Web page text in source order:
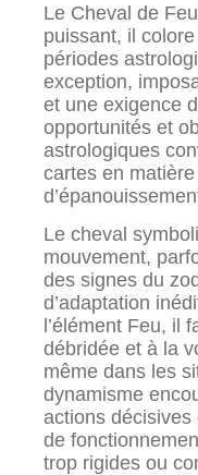
Le Cheval de
puissant, il
périodes
exception,
et une exigence
opportunités et
astrologiques
cartes en matière
Le cheval
mouvement,
des signes du
d’adaptation
l’élément Feu, il
débridée et à la
même dans les
dynamisme
actions
de
trop rigides ou